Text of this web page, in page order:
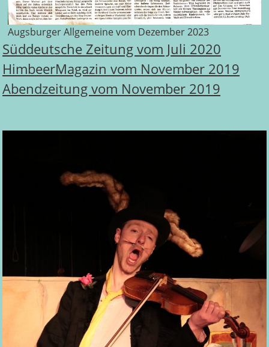
Augsburger Allgemeine vom Dezember 2023
Süddeutsche Zeitung vom Juli 2020
HimbeerMagazin vom November 2019
Abendzeitung vom November 2019